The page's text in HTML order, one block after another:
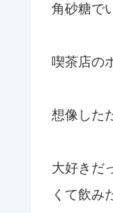
角砂糖で
喫茶店の
想像した
大好きだ
くて飲み